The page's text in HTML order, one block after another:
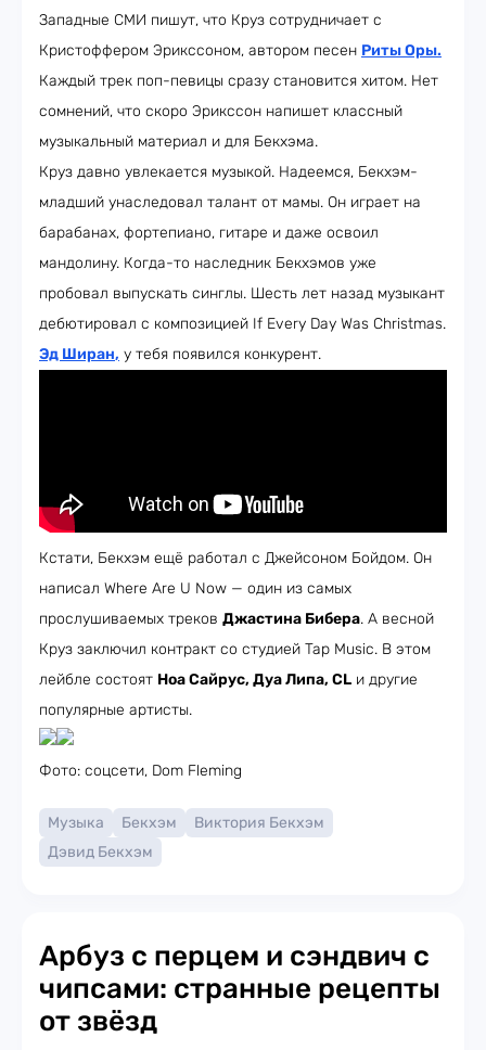
Западные СМИ пишут, что Круз сотрудничает с
Кристоффером Эрикссоном, автором песен Риты Оры.
Каждый трек поп-певицы сразу становится хитом. Нет
сомнений, что скоро Эрикссон напишет классный
музыкальный материал и для Бекхэма.
Круз давно увлекается музыкой. Надеемся, Бекхэм-
младший унаследовал талант от мамы. Он играет на
барабанах, фортепиано, гитаре и даже освоил
мандолину. Когда-то наследник Бекхэмов уже
пробовал выпускать синглы. Шесть лет назад музыкант
дебютировал с композицией If Every Day Was Christmas.
Эд Ширан, у тебя появился конкурент.
Кстати, Бекхэм ещё работал с Джейсоном Бойдом. Он
написал Where Are U Now — один из самых
прослушиваемых треков Джастина Бибера. А весной
Круз заключил контракт со студией Tap Music. В этом
лейбле состоят Ноа Сайрус, Дуа Липа, CL и другие
популярные артисты.
Фото: соцсети, Dom Fleming
Музыка Бекхэм
Виктория Бекхэм
Дэвид Бекхэм
Арбуз с перцем и сэндвич с
чипсами: странные рецепты
от звёзд